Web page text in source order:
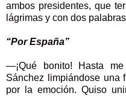
ambos presidentes, que
lágrimas y con dos
“Por España”
—¡Qué bonito! Hasta
Sánchez limpiándose una
por la emoción. Quiso